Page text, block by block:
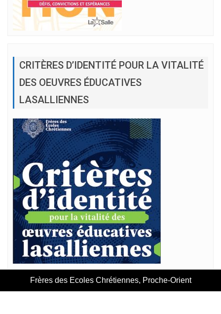
CRITÈRES D’IDENTITÉ POUR LA VITALITÉ
DES OEUVRES ÉDUCATIVES
LASALLIENNES
Frères des Ecoles Chrétiennes, Proche-Orient